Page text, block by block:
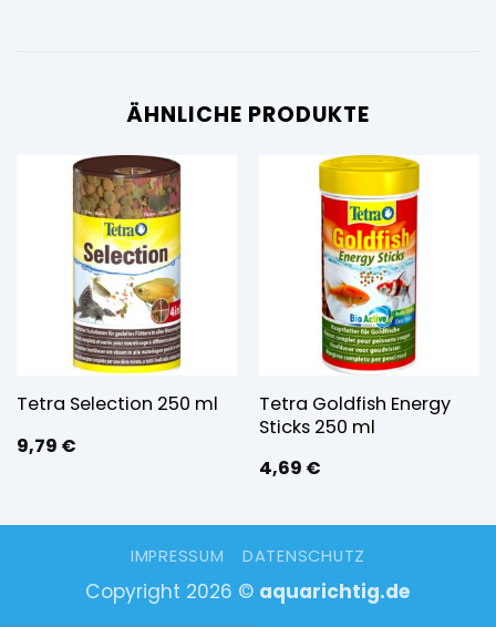
ÄHNLICHE PRODUKTE
Tetra Selection 250 ml
9,79 €
Tetra Goldfish Energy
Sticks 250 ml
4,69 €
IMPRESSUM DATENSCHUTZ
Copyright 2026 © aquarichtig.de